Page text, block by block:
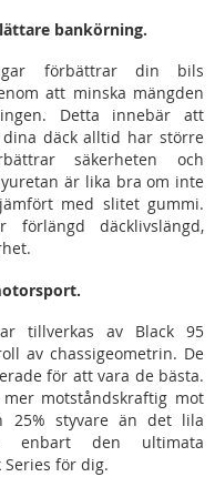
bankörning.
förbättrar din bils
att minska mängden
Detta innebär att
däck alltid har större
säkerheten och
är lika bra om inte
med slitet gummi.
förlängd däcklivslängd,
tillverkas av Black 95
av chassigeometrin. De
för att vara de bästa.
motståndskraftig mot
25% styvare än det lila
enbart den ultimata
för dig.